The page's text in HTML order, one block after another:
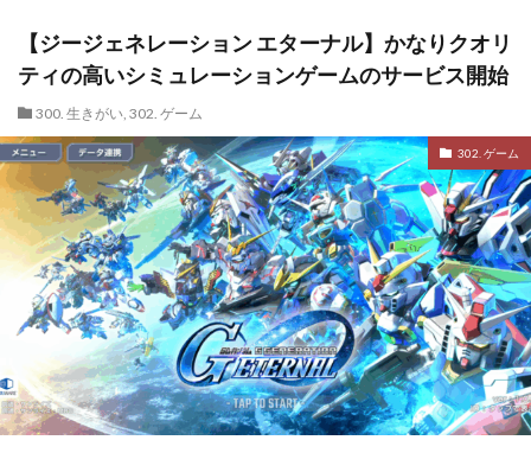
【ジージェネレーション エターナル】かなりクオリ
ティの高いシミュレーションゲームのサービス開始
300. 生きがい, 302. ゲーム
302. ゲーム